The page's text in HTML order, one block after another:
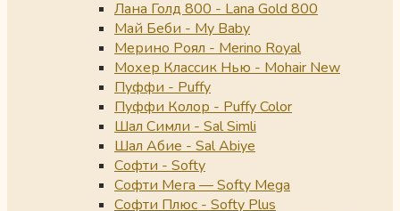
Лана Голд 800 - Lana Gold 800
Май Беби - My Baby
Мерино Роял - Merino Royal
Мохер Классик Нью - Mohair New
Пуффи - Puffy
Пуффи Колор - Puffy Color
Шал Симли - Sal Simli
Шал Абие - Sal Abiye
Софти - Softy
Софти Мега — Softy Mega
Софти Плюс - Softy Plus